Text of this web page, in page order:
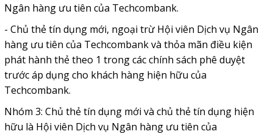
Ngân hàng ưu tiên của Techcombank.
- Chủ thẻ tín dụng mới, ngoại trừ Hội viên Dịch vụ Ngân
hàng ưu tiên của Techcombank và thỏa mãn điều kiện
phát hành thẻ theo 1 trong các chính sách phê duyệt
trước áp dụng cho khách hàng hiện hữu của
Techcombank.
Nhóm 3: Chủ thẻ tín dụng mới và chủ thẻ tín dụng hiện
hữu là Hội viên Dịch vụ Ngân hàng ưu tiên của